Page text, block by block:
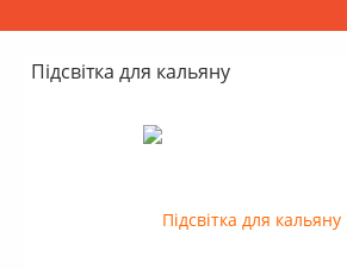
Підсвітка для кальяну